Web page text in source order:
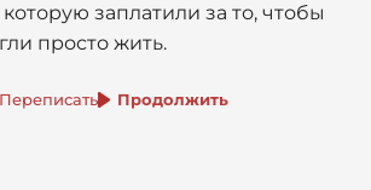
заплатили за то, чтобы
просто жить.
Переписать Продолжить